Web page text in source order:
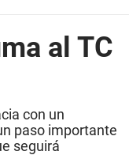
al TC
con un
paso importante
seguirá